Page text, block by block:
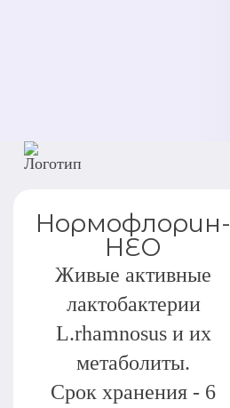
Нормофлорин-
НЕО
Живые активные
лактобактерии
L.rhamnosus и их
метаболиты.
Срок хранения - 6